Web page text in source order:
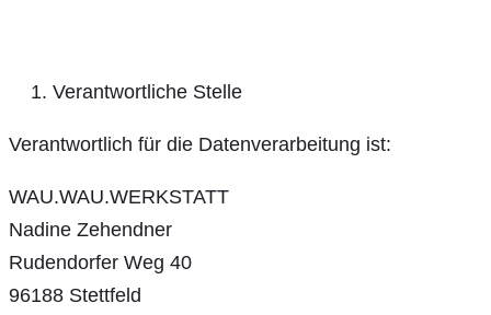
Verantwortliche Stelle
Verantwortlich für die Datenverarbeitung ist:
WAU.WAU.WERKSTATT
Nadine Zehendner
Rudendorfer Weg 40
96188 Stettfeld